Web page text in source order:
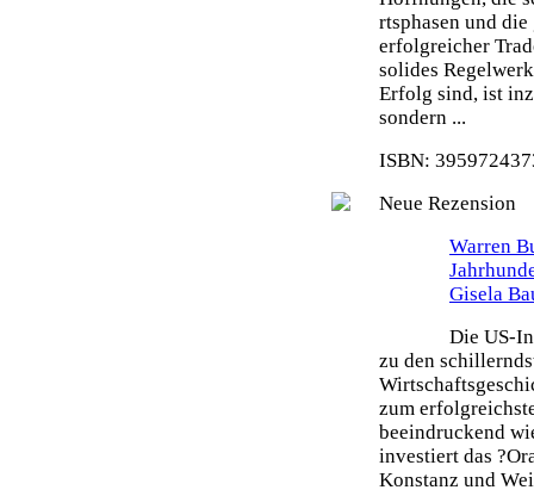
rtsphasen und
erfolgreicher
solides
Erfolg sind, ist
sondern ...
ISBN:
Neue Rezension
Warren
Gisela
Die US-
zu den
zum
beeindruckend
investiert das
Konstanz und